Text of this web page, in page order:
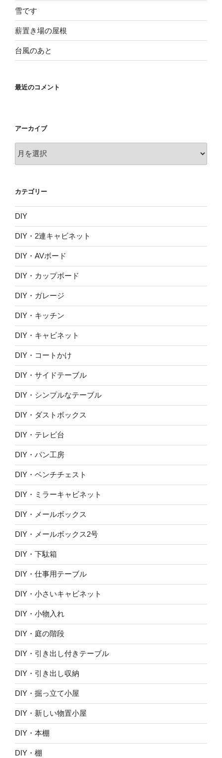
雪です
薪置き場の屋根
台風のあと
最近のコメント
アーカイブ
ー
ブ
カテゴリー
DIY
DIY・2連キャビネット
DIY・AVボード
DIY・カップボード
DIY・ガレージ
DIY・キッチン
DIY・キャビネット
DIY・コートかけ
DIY・サイドテーブル
DIY・シンプルなテーブル
DIY・ダストボックス
DIY・テレビ台
DIY・パン工房
DIY・ベンチチェスト
DIY・ミラーキャビネット
DIY・メールボックス
DIY・メールボックス2号
DIY・下駄箱
DIY・仕事用テーブル
DIY・小さいキャビネット
DIY・小物入れ
DIY・庭の階段
DIY・引き出し付きテーブル
DIY・引き出し収納
DIY・掘っ立て小屋
DIY・新しい物置小屋
DIY・本棚
DIY・棚